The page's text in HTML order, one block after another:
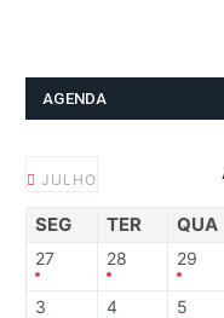
AGENDA
JULHO
SEG TER QUA
27 28 29
3 4 5